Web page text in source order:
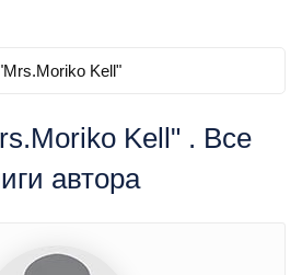
Kell"
Kell" . Все
автора